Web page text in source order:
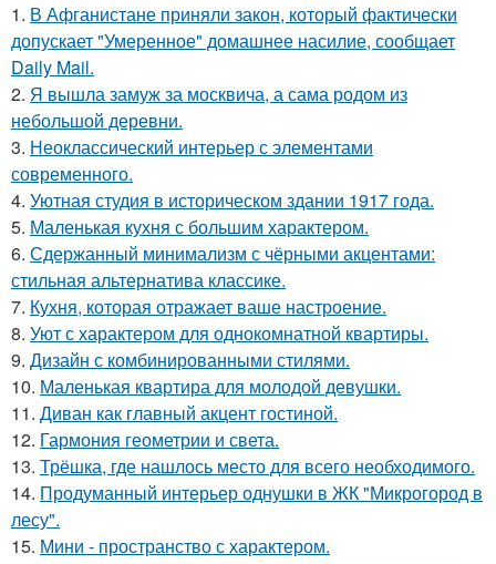
1. В Афганистане приняли закон, который фактически
допускает "Умеренное" домашнее насилие, сообщает
Daily Mail.
2. Я вышла замуж за москвича, а сама родом из
небольшой деревни.
3. Неоклассический интерьер с элементами
современного.
4. Уютная студия в историческом здании 1917 года.
5. Маленькая кухня с большим характером.
6. Сдержанный минимализм с чёрными акцентами:
стильная альтернатива классике.
7. Кухня, которая отражает ваше настроение.
8. Уют с характером для однокомнатной квартиры.
9. Дизайн с комбинированными стилями.
10. Маленькая квартира для молодой девушки.
11. Диван как главный акцент гостиной.
12. Гармония геометрии и света.
13. Трёшка, где нашлось место для всего необходимого.
14. Продуманный интерьер однушки в ЖК "Микрогород в
лесу".
15. Мини - пространство с характером.